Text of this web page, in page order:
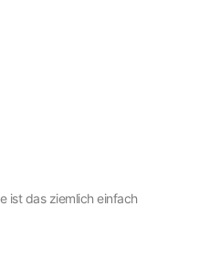
ist das ziemlich einfach